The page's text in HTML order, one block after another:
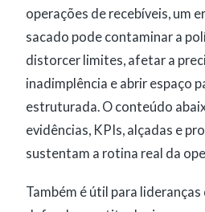
operações de recebíveis, um
sacado pode contaminar a
distorcer limites, afetar a
inadimplência e abrir espaço
estruturada. O conteúdo
evidências, KPIs, alçadas e
sustentam a rotina real da
Também é útil para lideranças